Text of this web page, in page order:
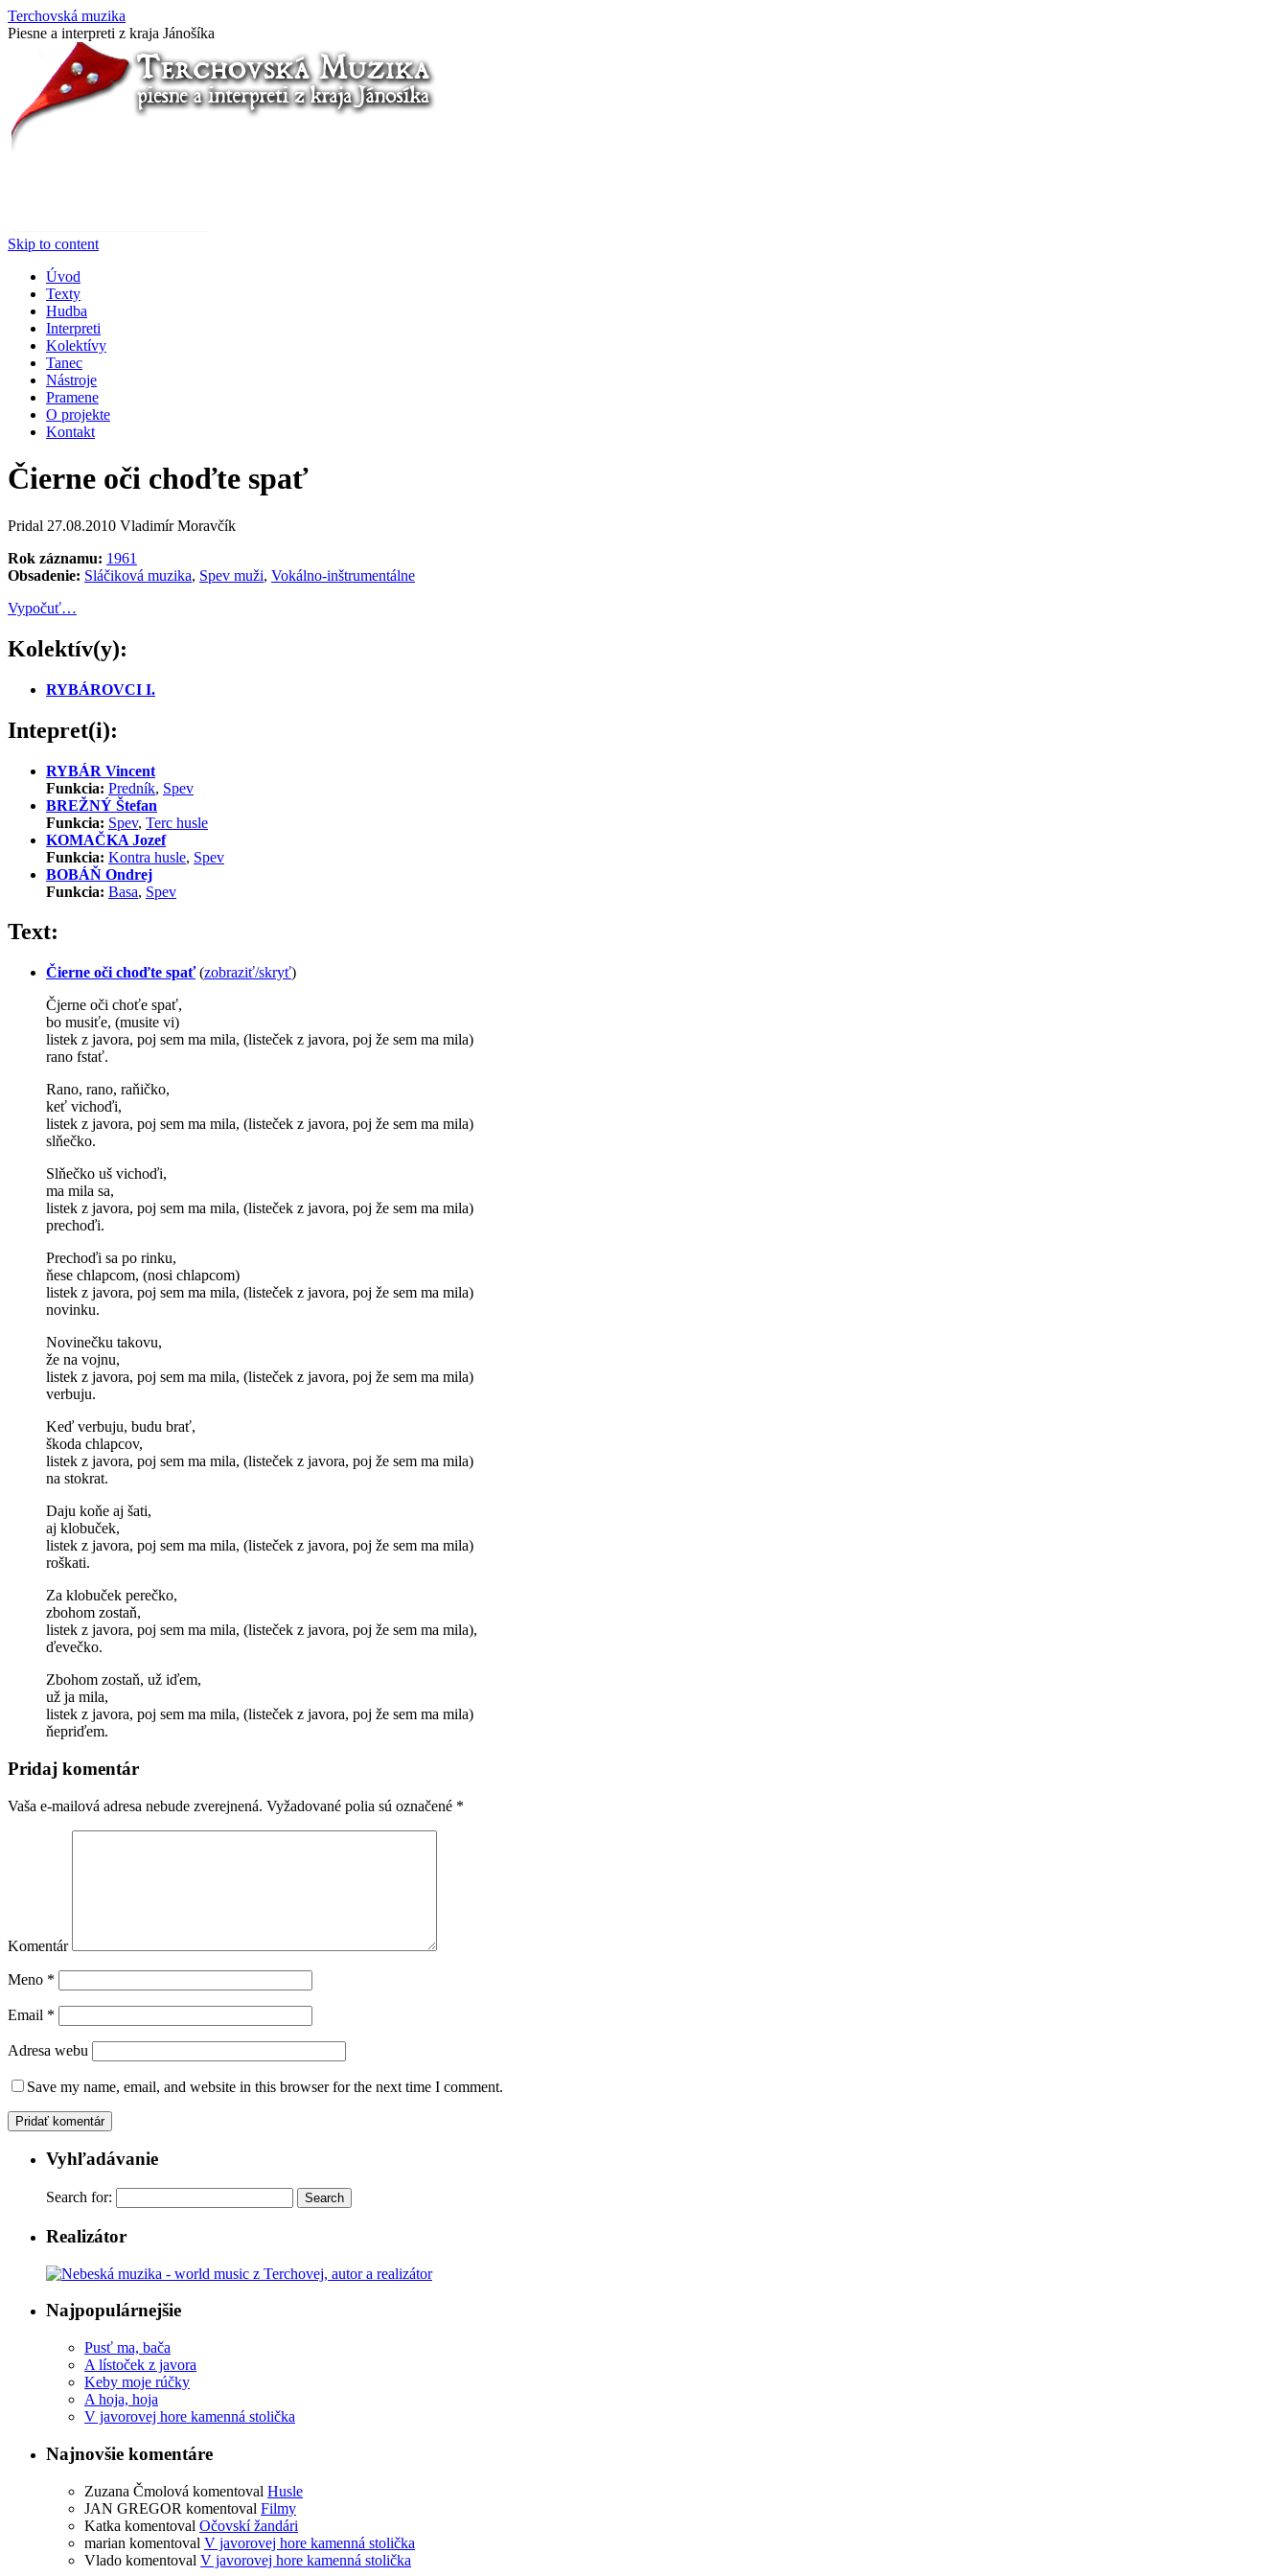
Terchovská muzika
Piesne a interpreti z kraja Jánošíka
Skip to content
Úvod
Texty
Hudba
Interpreti
Kolektívy
Tanec
Nástroje
Pramene
O projekte
Kontakt
Čierne oči choďte spať
Pridal 27.08.2010 Vladimír Moravčík
Rok záznamu: 1961
Obsadenie: Sláčiková muzika, Spev muži, Vokálno-inštrumentálne
Vypočuť…
Kolektív(y):
RYBÁROVCI I.
Intepret(i):
RYBÁR Vincent
Funkcia: Predník, Spev
BREŽNÝ Štefan
Funkcia: Spev, Terc husle
KOMAČKA Jozef
Funkcia: Kontra husle, Spev
BOBÁŇ Ondrej
Funkcia: Basa, Spev
Text:
Čierne oči choďte spať(zobraziť/skryť)
Čjerne oči choťe spať,
bo musiťe, (musite vi)
listek z javora, poj sem ma mila, (listeček z javora, poj že sem ma mila)
rano fstať.
Rano, rano, raňičko,
keť vichoďi,
listek z javora, poj sem ma mila, (listeček z javora, poj že sem ma mila)
slňečko.
Slňečko uš vichoďi,
ma mila sa,
listek z javora, poj sem ma mila, (listeček z javora, poj že sem ma mila)
prechoďi.
Prechoďi sa po rinku,
ňese chlapcom, (nosi chlapcom)
listek z javora, poj sem ma mila, (listeček z javora, poj že sem ma mila)
novinku.
Novinečku takovu,
že na vojnu,
listek z javora, poj sem ma mila, (listeček z javora, poj že sem ma mila)
verbuju.
Keď verbuju, budu brať,
škoda chlapcov,
listek z javora, poj sem ma mila, (listeček z javora, poj že sem ma mila)
na stokrat.
Daju koňe aj šati,
aj klobuček,
listek z javora, poj sem ma mila, (listeček z javora, poj že sem ma mila)
roškati.
Za klobuček perečko,
zbohom zostaň,
listek z javora, poj sem ma mila, (listeček z javora, poj že sem ma mila),
ďevečko.
Zbohom zostaň, už iďem,
už ja mila,
listek z javora, poj sem ma mila, (listeček z javora, poj že sem ma mila)
ňepriďem.
Pridaj komentár
Vaša e-mailová adresa nebude zverejnená. Vyžadované polia sú označené *
Komentár
Meno *
Email *
Adresa webu
Save my name, email, and website in this browser for the next time I comment.
Vyhľadávanie
Search for:
Realizátor
Najpopulárnejšie
Pusť ma, bača
A lístoček z javora
Keby moje rúčky
A hoja, hoja
V javorovej hore kamenná stolička
Najnovšie komentáre
Zuzana Čmolová komentoval Husle
JAN GREGOR komentoval Filmy
Katka komentoval Očovskí žandári
marian komentoval V javorovej hore kamenná stolička
Vlado komentoval V javorovej hore kamenná stolička